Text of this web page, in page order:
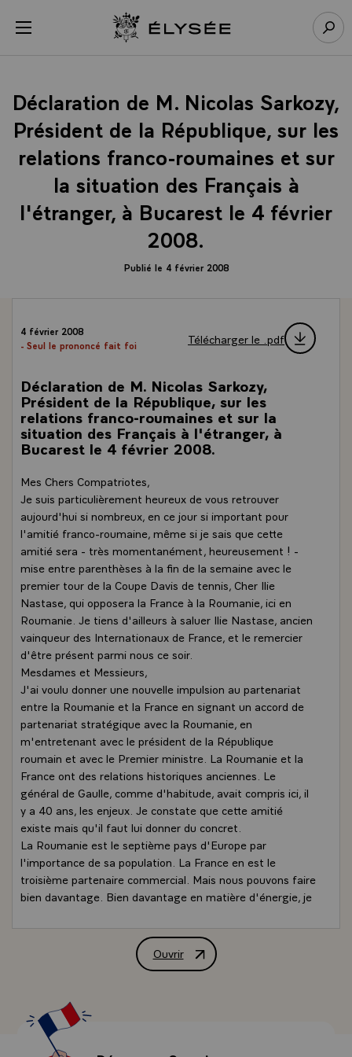
menu Retour à l’accueil Élysée
Déclaration de M. Nicolas Sarkozy,
Président de la République, sur les
relations franco-roumaines et sur
la situation des Français à
l'étranger, à Bucarest le 4 février
2008.
Publié le 4 février 2008
4 février 2008
- Seul le prononcé fait foi
Télécharger le .pdf
Déclaration de M. Nicolas Sarkozy,
Président de la République, sur les
relations franco-roumaines et sur la
situation des Français à l'étranger, à
Bucarest le 4 février 2008.
Mes Chers Compatriotes,
Je suis particulièrement heureux de vous retrouver
aujourd'hui si nombreux, en ce jour si important pour
l'amitié franco-roumaine, même si je sais que cette
amitié sera - très momentanément, heureusement ! -
mise entre parenthèses à la fin de la semaine avec le
premier tour de la Coupe Davis de tennis, Cher Ilie
Nastase, qui opposera la France à la Roumanie, ici en
Roumanie. Je tiens d'ailleurs à saluer Ilie Nastase, ancien
vainqueur des Internationaux de France, et le remercier
d'être présent parmi nous ce soir.
Mesdames et Messieurs,
J'ai voulu donner une nouvelle impulsion au partenariat
entre la Roumanie et la France en signant un accord de
partenariat stratégique avec la Roumanie, en
m'entretenant avec le président de la République
roumain et avec le Premier ministre. La Roumanie et la
France ont des relations historiques anciennes. Le
général de Gaulle, comme d'habitude, avait compris ici, il
y a 40 ans, les enjeux. Je constate que cette amitié
existe mais qu'il faut lui donner du concret.
La Roumanie est le septième pays d'Europe par
l'importance de sa population. La France en est le
troisième partenaire commercial. Mais nous pouvons faire
bien davantage. Bien davantage en matière d'énergie, je
usine ici. Bien davantage en matière de coopération
d'armement, je pense aux hélicoptères, je pense aux
22 millions d'habitants, il y a beaucoup plus à faire et je
suis venu avec cette ambition : aider nos trois mille
expatriés qui vivent ici, et je sais parfaitement que votre
communauté a augmenté de 60% sur les quatre
Ouvrir
Déclaration de M. Nicolas Sarkozy,
Panneau de gestion des cookies